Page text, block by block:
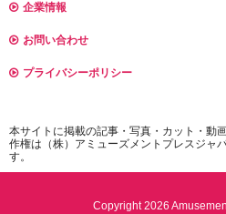
企業情報
お問い合わせ
プライバシーポリシー
本サイトに掲載の記事・写真・カット・動
作権は（株）アミューズメントプレスジャ
す。
Copyright 2026